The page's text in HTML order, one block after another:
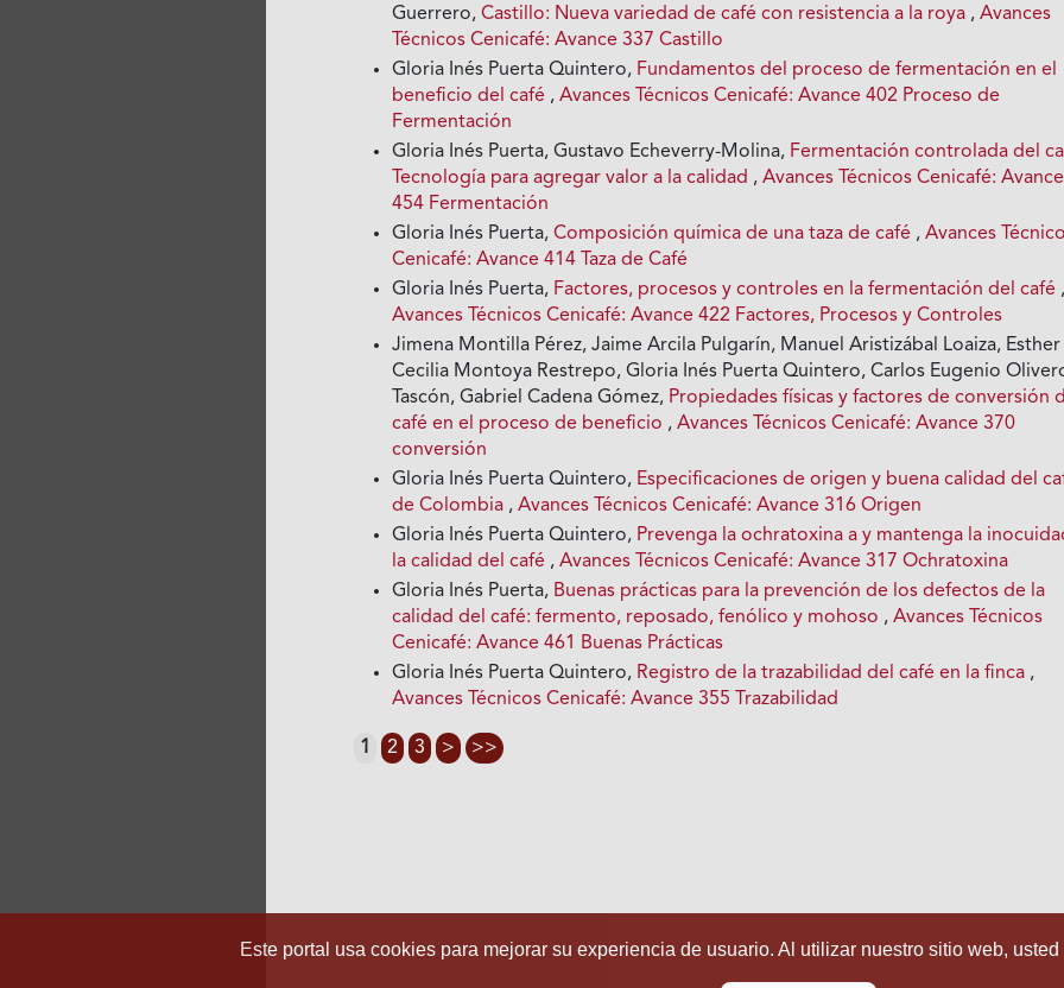
Guerrero,Castillo: Nueva variedad de café con resistencia a la roya ,Avances
Técnicos Cenicafé: Avance 337 Castillo
Gloria Inés Puerta Quintero, Fundamentos del proceso de fermentación en el
beneficio del café ,Avances Técnicos Cenicafé: Avance 402 Proceso de
Fermentación
Gloria Inés Puerta, Gustavo Echeverry-Molina, Fermentación controlada del
Tecnología para agregar valor a la calidad ,Avances Técnicos Cenicafé: Avance
454 Fermentación
Gloria Inés Puerta,Composición química de una taza de café ,Avances
Cenicafé: Avance 414 Taza de Café
Gloria Inés Puerta, Factores, procesos y controles en la fermentación del café
Avances Técnicos Cenicafé: Avance 422 Factores, Procesos y Controles
Jimena Montilla Pérez, Jaime Arcila Pulgarín, Manuel Aristizábal Loaiza, Esther
Cecilia Montoya Restrepo, Gloria Inés Puerta Quintero, Carlos Eugenio
Tascón, Gabriel Cadena Gómez, Propiedades físicas y factores de conversión
café en el proceso de beneficio ,Avances Técnicos Cenicafé: Avance 370
conversión
Gloria Inés Puerta Quintero, Especificaciones de origen y buena calidad del
de Colombia ,Avances Técnicos Cenicafé: Avance 316 Origen
Gloria Inés Puerta Quintero, Prevenga la ochratoxina a y mantenga la
la calidad del café ,Avances Técnicos Cenicafé: Avance 317 Ochratoxina
Gloria Inés Puerta, Buenas prácticas para la prevención de los defectos de la
calidad del café: fermento, reposado, fenólico y mohoso ,Avances Técnicos
Cenicafé: Avance 461 Buenas Prácticas
Gloria Inés Puerta Quintero, Registro de la trazabilidad del café en la finca ,
Avances Técnicos Cenicafé: Avance 355 Trazabilidad
1 2 3 > >>
Este portal usa cookies para mejorar su experiencia de usuario. Al utilizar nuestro sitio web,